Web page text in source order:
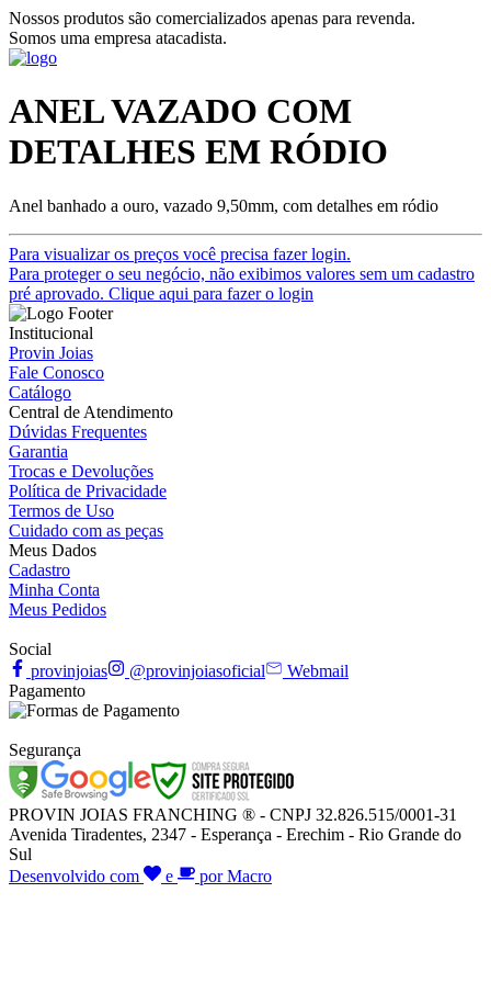
Nossos produtos são comercializados apenas para revenda.
Somos uma empresa atacadista.
ANEL VAZADO COM
DETALHES EM RÓDIO
Anel banhado a ouro, vazado 9,50mm, com detalhes em ródio
Para visualizar os preços você precisa fazer login.
Para proteger o seu negócio, não exibimos valores sem um cadastro
pré aprovado. Clique aqui para fazer o login
Institucional
Provin Joias
Fale Conosco
Catálogo
Central de Atendimento
Dúvidas Frequentes
Garantia
Trocas e Devoluções
Política de Privacidade
Termos de Uso
Cuidado com as peças
Meus Dados
Cadastro
Minha Conta
Meus Pedidos
Social
provinjoias
@provinjoiasoficial
Webmail
Pagamento
Segurança
PROVIN JOIAS FRANCHING ® - CNPJ 32.826.515/0001-31
Avenida Tiradentes, 2347 - Esperança - Erechim - Rio Grande do
Sul
Desenvolvido com
e por Macro